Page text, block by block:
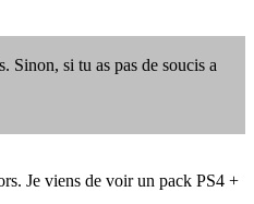
si tu as pas de soucis a
Je viens de voir un pack PS4 +